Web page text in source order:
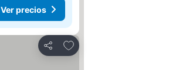
Ver precios
Compartir
Agregar a favoritos